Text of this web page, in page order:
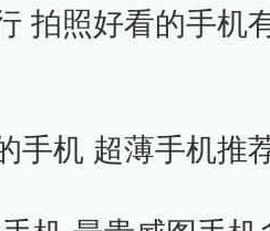
拍照好看的手机
手机 超薄手机推